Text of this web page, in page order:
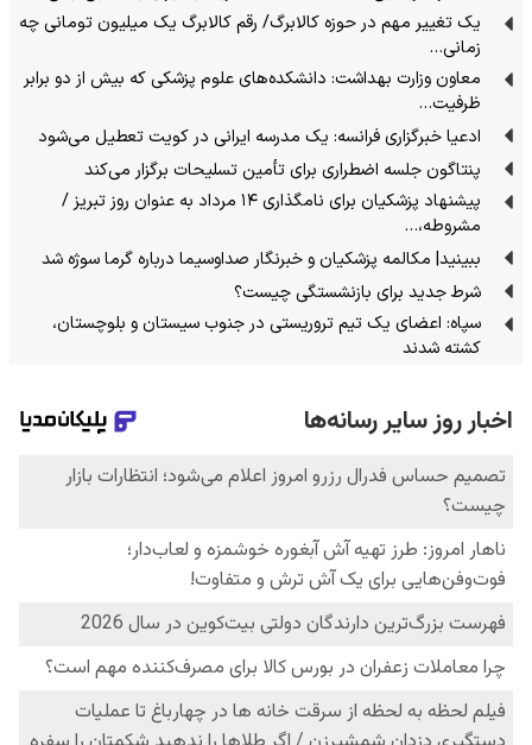
یک تغییر مهم در حوزه کالابرگ/ رقم کالابرگ یک میلیون تومانی چه
زمانی…
معاون وزارت بهداشت: دانشکده‌های علوم پزشکی که بیش از دو برابر
ظرفیت…
ادعیا خبرگزاری فرانسه: یک مدرسه ایرانی در کویت تعطیل می‌شود
پنتاگون جلسه اضطراری برای تأمین تسلیحات برگزار می‌کند
پیشنهاد پزشکیان برای نامگذاری ۱۴ مرداد به عنوان روز تبریز /
مشروطه،…
ببینید| مکالمه پزشکیان و خبرنگار صداوسیما درباره گرما سوژه شد
شرط جدید برای بازنشستگی چیست؟
سپاه: اعضای یک تیم تروریستی در جنوب سیستان و بلوچستان،
کشته شدند